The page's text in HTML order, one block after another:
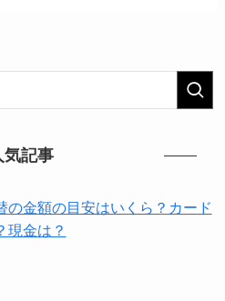
気記事
の金額の目安はいくら？カード
現金は？